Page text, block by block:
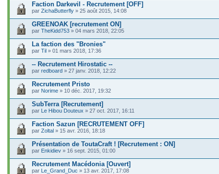
Faction Darkevil - Recrutement [OFF]
par ZichaButterfly » 25 août 2015, 14:08
GREENOAK [recrutement ON]
par TheKidd753 » 04 mars 2018, 22:05
La faction des "Bronies"
par Til » 01 mars 2018, 17:36
-- Recrutement Hirostatic --
par redboard » 27 janv. 2018, 12:22
Recrutement Pristo
par Norime » 10 déc. 2017, 19:32
SubTerra [Recrutement]
par Le Hibou Douteux » 27 oct. 2017, 16:11
Faction Sazun [RECRUTEMENT OFF]
par Zoltal » 15 avr. 2016, 18:18
Présentation de ToutaCraft ! [Recrutement : ON]
par Enkidiev » 16 sept. 2015, 01:00
Recrutement Macédonia [Ouvert]
par Le_Grand_Duc » 13 avr. 2017, 17:08